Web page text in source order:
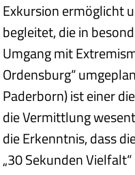
Exkursion ermöglicht
begleitet, die in
Umgang mit
Ordensburg“
Paderborn) ist einer
die Vermittlung
die Erkenntnis, dass
„30 Sekunden